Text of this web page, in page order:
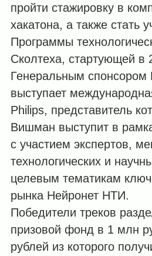
пройти стажировку в
хакатона, а также стать
Программы
Сколтеха, стартующей в
Генеральным спонсором
выступает
Philips, представитель
Вишман выступит в
с участием экспертов,
технологических и
целевым тематикам
рынка Нейронет НТИ.
Победители треков
призовой фонд в 1 млн
рублей из которого